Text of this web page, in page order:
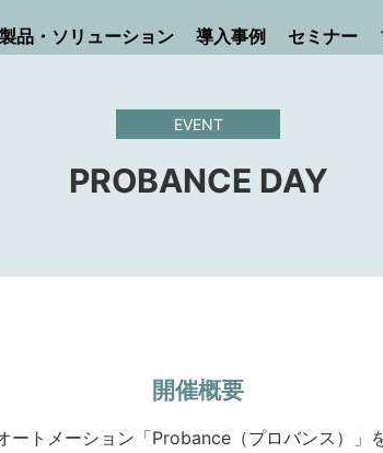
製品・ソリューション 導入事例 セミナー
EVENT
PROBANCE DAY
開催概要
トメーション「Probance（プロバンス）」